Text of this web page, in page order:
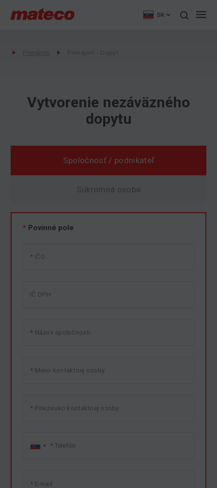
SK
PoptávkaVytvorenie nezáväzného
dopytu
Spoločnosť / podnikateľ
Súkromná osoba
* Povinné pole
IČO
IČ DPH
Názov spoločnosti
Meno kontaktnej osoby
Priezvisko kontaktnej osoby
E-mail